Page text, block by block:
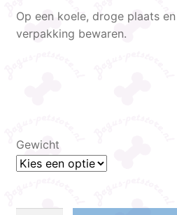
Op een koele, droge plaats
verpakking bewaren.
Gewicht